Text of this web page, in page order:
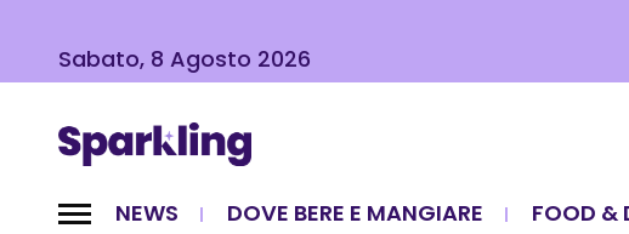
Sabato, 8 Agosto 2026
NEWS DOVE BERE E MANGIARE FOOD &